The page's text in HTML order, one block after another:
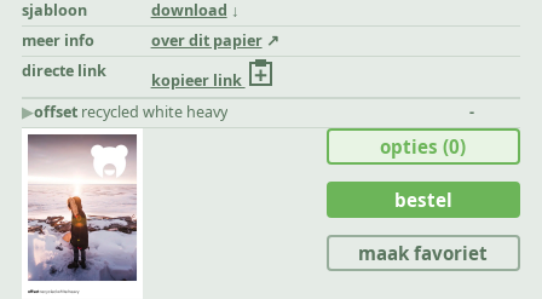
sjabloon
download
meer info
over dit papier
directe link
kopieer link
▶︎offset recycled white heavy -
opties(0)
bestel
maak favoriet